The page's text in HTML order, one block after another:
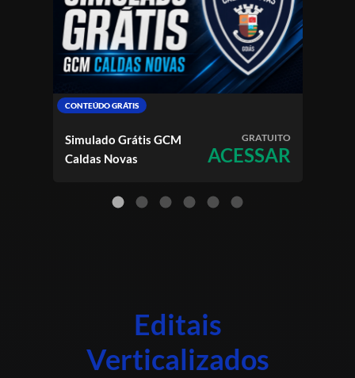
CONTEÚDO GRÁTIS
Simulado Grátis GCM
Caldas Novas
GRATUITO
ACESSAR
Editais
Verticalizados